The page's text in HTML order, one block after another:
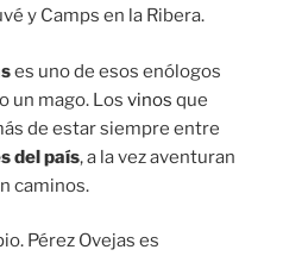
y Camps en la Ribera.
es uno de esos enólogos
un mago. Los vinos que
de estar siempre entre
del país, a la vez aventuran
caminos.
Pérez Ovejas es